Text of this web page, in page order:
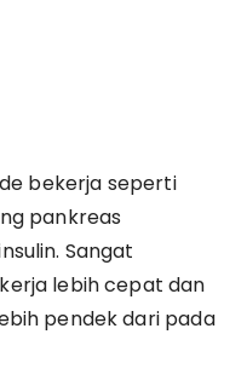
bekerja seperti
pankreas
Sangat
lebih cepat dan
pendek dari pada